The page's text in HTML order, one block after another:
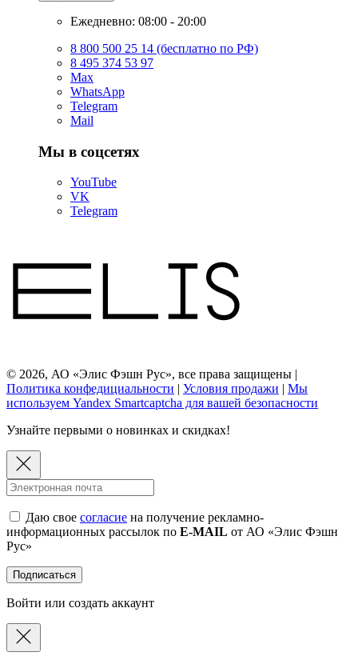
Ежедневно: 08:00 - 20:00
8 800 500 25 14 (бесплатно по РФ)
8 495 374 53 97
Max
WhatsApp
Telegram
Mail
Мы в соцсетях
YouTube
VK
Telegram
© 2026, АО «Элис Фэшн Рус», все права защищены |
Политика конфедициальности | Условия продажи | Мы
используем Yandex Smartcaptcha для вашей безопасности
Узнайте первыми о новинках и скидках!
Даю свое согласие на получение рекламно-
информационных рассылок по E-MAIL от АО «Элис Фэшн
Рус»
Подписаться
Войти или создать аккаунт